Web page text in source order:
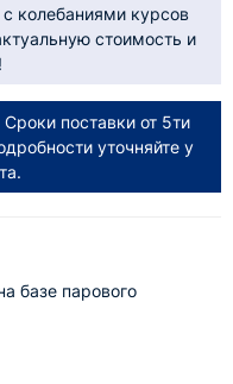
колебаниями курсов
стоимость и
поставки от 5ти
уточняйте у
базе парового